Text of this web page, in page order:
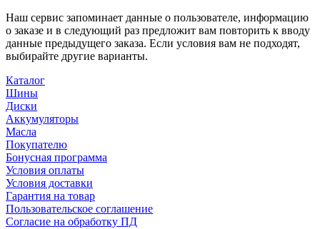
Наш сервис запоминает данные о пользователе, информацию
о заказе и в следующий раз предложит вам повторить к вводу
данные предыдущего заказа. Если условия вам не подходят,
выбирайте другие варианты.
Каталог
Шины
Диски
Аккумуляторы
Масла
Покупателю
Бонусная программа
Условия оплаты
Условия доставки
Гарантия на товар
Пользовательское соглашение
Согласие на обработку ПД